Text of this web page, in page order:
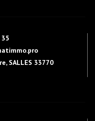
SALLES 33770